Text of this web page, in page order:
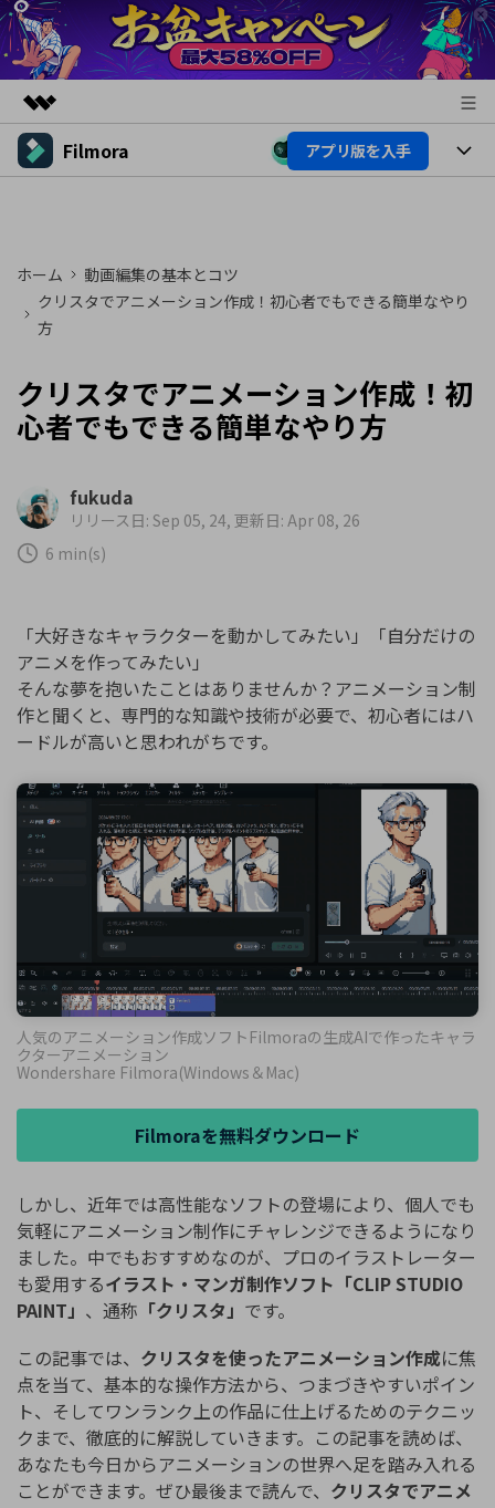
製品
ソリューション
プラン＆価格
Filmora アプリ版を入手
製品機能
AI機能
AI機能
活用法
ビデオソリューション
動画編集関連知識
動画編集のコツ
サポート
サポート
カスタマーサポート
ログイン
検索
ホーム
動画編集の基本とコツ
クリスタでアニメーション作成！初心者でもできる簡単なやり
方
クリスタでアニメーション作成！初
心者でもできる簡単なやり方
fukuda
リリース日: Sep 05, 24, 更新日: Apr 08, 26
6 min(s)
「大好きなキャラクターを動かしてみたい」「自分だけの
アニメを作ってみたい」
そんな夢を抱いたことはありませんか？アニメーション制
作と聞くと、専門的な知識や技術が必要で、初心者にはハ
ードルが高いと思われがちです。
人気のアニメーション作成ソフトFilmoraの生成AIで作ったキャラ
クターアニメーション
Wondershare Filmora(Windows＆Mac)
Filmoraを無料ダウンロード
しかし、近年では高性能なソフトの登場により、個人でも
気軽にアニメーション制作にチャレンジできるようになり
ました。中でもおすすめなのが、プロのイラストレーター
も愛用するイラスト・マンガ制作ソフト「CLIP STUDIO
PAINT」 、通称 「クリスタ」 です。
この記事では、 クリスタを使ったアニメーション作成に焦
点を当て、基本的な操作方法から、つまづきやすいポイン
ト、そしてワンランク上の作品に仕上げるためのテクニッ
クまで、徹底的に解説していきます。この記事を読めば、
あなたも今日からアニメーションの世界へ足を踏み入れる
ことができます。ぜひ最後まで読んで、 クリスタでアニメ